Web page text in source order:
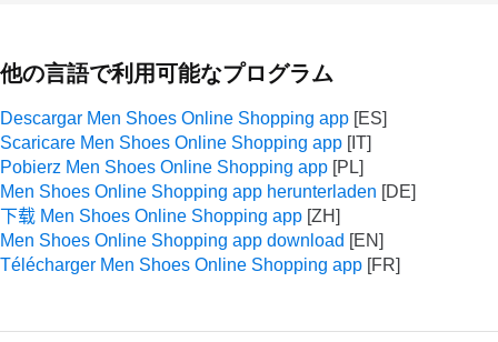
他の言語で利用可能なプログラム
Descargar Men Shoes Online Shopping app
Scaricare Men Shoes Online Shopping app
Pobierz Men Shoes Online Shopping app
Men Shoes Online Shopping app herunterladen
下载 Men Shoes Online Shopping app
Men Shoes Online Shopping app download
Télécharger Men Shoes Online Shopping app